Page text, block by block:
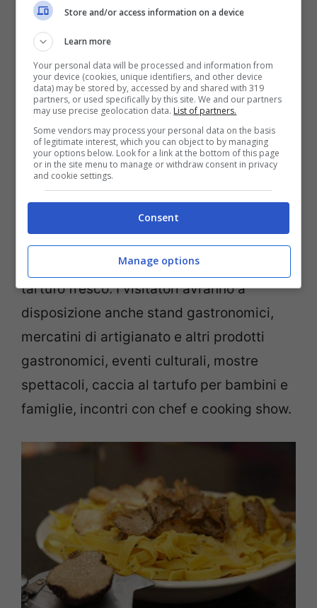
2022
dedicata al tartufo più importante delle
Marche e la più conosciuta a livello
nazionale. L’evento è un importante
appuntamento per la promozione e la
commercializzazione del Tartufo Bianco a
livello nazionale e internazionale. Infatti
Acqualagna è la sede di raccolta dei 2/3
dell’intera produzione nazionale. Nella
allestito il mercato per la vendita del
tartufo fresco. I visitatori avranno a
disposizione anche stand gastronomici,
mercatini di artigianato e altri prodotti
gastronomici, eventi culturali, mostre
spettacoli, caccia al tartufo per bambini e
famiglie, incontri con chef e cooking show.
Store and/or access information on a device
Learn more
Your personal data will be processed and information from
your device (cookies, unique identifiers, and other device
data) may be stored by, accessed by and shared with 319
partners, or used specifically by this site. We and our partners
may use precise geolocation data. List of partners.
Some vendors may process your personal data on the basis
of legitimate interest, which you can object to by managing
your options below. Look for a link at the bottom of this page
or in the site menu to manage or withdraw consent in privacy
and cookie settings.
Consent
Manage options